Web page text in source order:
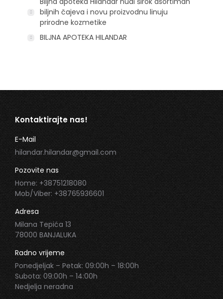
biljnih čajeva i novu proizvodnu linuju
prirodne kozmetike
BILJNA APOTEKA HILANDAR
Kontaktirajte nas!
E-Mail
hilandar.hilandar@gmail.com
Pozovite nas
Home: +38751218080
Mob/Viber: +38765936601
Adresa
Milana Tepića 13
78000 BANJALUKA
Radno vrijeme
Ponedjeljak – Petak: 09:00h – 18:00h
Subota: 09:00h – 14:00h
Nedjelja neradna